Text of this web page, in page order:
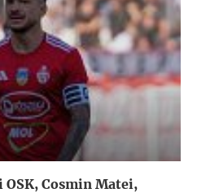
Cosmin Matei,